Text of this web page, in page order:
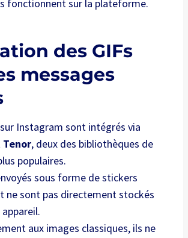
fonctionnent sur la plateforme.
des GIFs
messages
sur Instagram sont intégrés via
Tenor, deux des bibliothèques de
populaires.
sous forme de stickers
ne sont pas directement stockés
aux images classiques, ils ne